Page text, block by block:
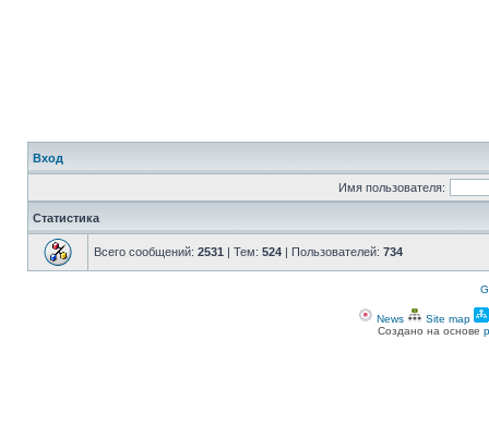
Вход
Имя пользователя:
Статистика
Всего сообщений: 2531 | Тем: 524 | Пользователей: 734
News Site map
Создано на основе